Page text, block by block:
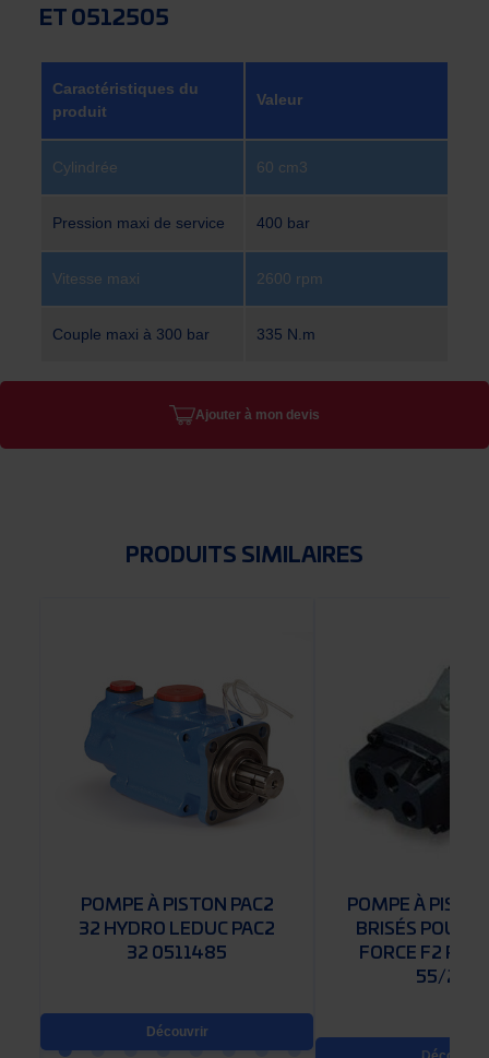
ET 0512505
Caractéristiques du
produit
Valeur
Cylindrée 60 cm3
Pression maxi de service 400 bar
Vitesse maxi 2600 rpm
Couple maxi à 300 bar 335 N.m
Ajouter à mon devis
PRODUITS SIMILAIRES
POMPE À PISTON PAC2
32 HYDRO LEDUC PAC2
32 0511485
Découvrir
POMPE À
BRISÉS POUR
FORCE F2
55/28-R